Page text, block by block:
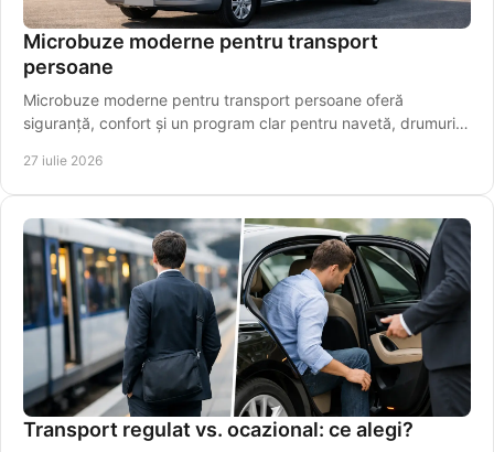
Microbuze moderne pentru transport
persoane
Microbuze moderne pentru transport persoane oferă
siguranță, confort și un program clar pentru navetă, drumuri
27 iulie 2026
Transport regulat vs. ocazional: ce alegi?